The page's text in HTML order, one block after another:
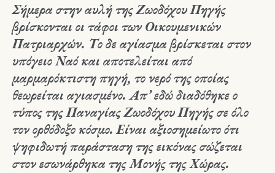
Σήμερα στην αυλή της Ζωοδόχου Πηγής
βρίσκονται οι τάφοι των Οικουμενικών
Πατριαρχών. Το δε αγίασμα βρίσκεται στον
υπόγειο Ναό και αποτελείται από
μαρμαρόκτιστη πηγή, το νερό της οποίας
θεωρείται αγιασμένο. Απ’ εδώ διαδόθηκε ο
τύπος της Παναγίας Ζωοδόχου Πηγής σε όλο
τον ορθόδοξο κόσμο. Είναι αξιοσημείωτο ότι
ψηφιδωτή παράσταση της εικόνας σώζεται
στον εσωνάρθηκα της Μονής της Χώρας.